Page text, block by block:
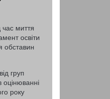
час миття
освіти
обставин
груп
оцінюванні
року